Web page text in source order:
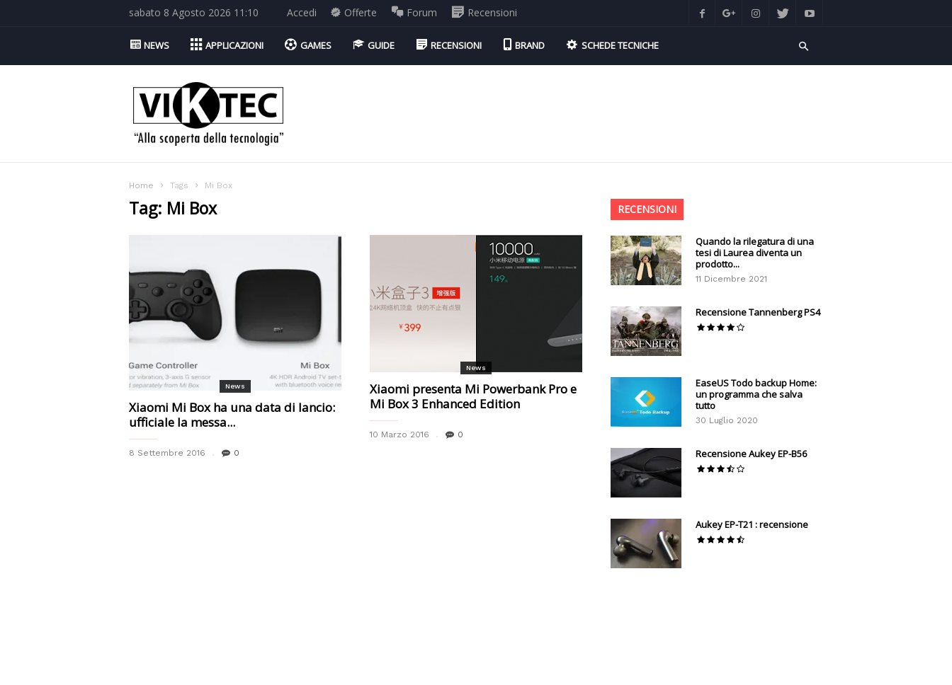
sabato 8 Agosto 2026 11:10 Accedi Offerte Forum Recensioni
NEWS APPLICAZIONI GAMES GUIDE RECENSIONI BRAND SCHEDE TECNICHE
Viktec.net
Home Tags Mi Box
Tag: Mi Box
News
Xiaomi Mi Box ha una data di lancio:
ufficiale la messa...
8 Settembre 2016 0
News
Xiaomi presenta Mi Powerbank Pro e
Mi Box 3 Enhanced Edition
10 Marzo 2016 0
RECENSIONI
Quando la rilegatura di una
tesi di Laurea diventa un
prodotto...
11 Dicembre 2021
Recensione Tannenberg PS4
EaseUS Todo backup Home:
un programma che salva
tutto
30 Luglio 2020
Recensione Aukey EP-B56
Aukey EP-T21 : recensione